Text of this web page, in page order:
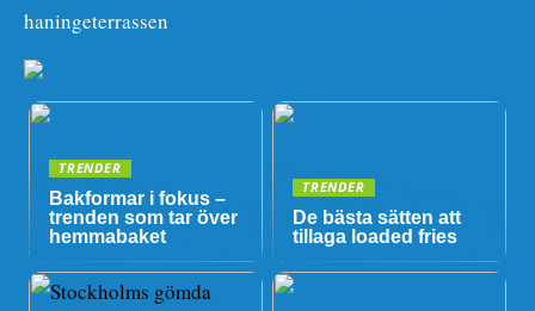
haningeterrassen
TRENDER
Bakformar i fokus –
trenden som tar över
hemmabaket
TRENDER
De bästa sätten att
tillaga loaded fries